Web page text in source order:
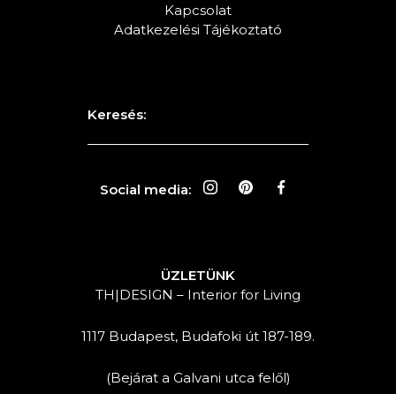
Kapcsolat
Adatkezelési Tájékoztató
Keresés:
Social media:
ÜZLETÜNK
TH|DESIGN – Interior for Living
1117 Budapest, Budafoki út 187-189.
(Bejárat a Galvani utca felől)